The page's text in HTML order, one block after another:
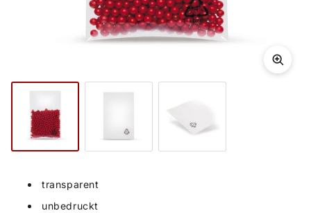
transparent
unbedruckt